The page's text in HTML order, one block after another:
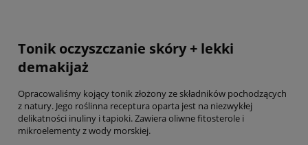
Tonik oczyszczanie skóry + lekki
demakijaż
Opracowaliśmy kojący tonik złożony ze składników pochodzących
z natury. Jego roślinna receptura oparta jest na niezwykłej
delikatności inuliny i tapioki. Zawiera oliwne fitosterole i
mikroelementy z wody morskiej.